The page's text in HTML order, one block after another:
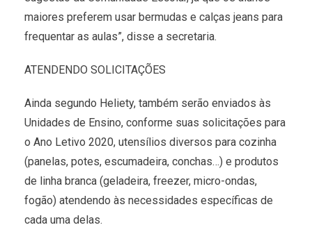
maiores preferem usar bermudas e calças jeans para
frequentar as aulas”, disse a secretaria.
ATENDENDO SOLICITAÇÕES
Ainda segundo Heliety, também serão enviados às
Unidades de Ensino, conforme suas solicitações para
o Ano Letivo 2020, utensílios diversos para cozinha
(panelas, potes, escumadeira, conchas…) e produtos
de linha branca (geladeira, freezer, micro-ondas,
fogão) atendendo às necessidades específicas de
cada uma delas.